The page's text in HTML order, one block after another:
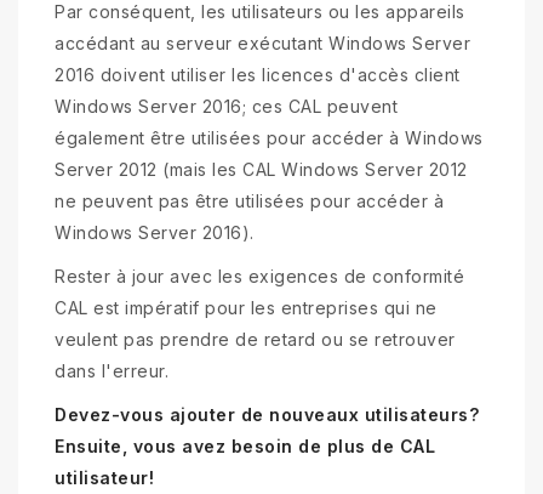
Par conséquent, les utilisateurs ou les appareils
accédant au serveur exécutant Windows Server
2016 doivent utiliser les licences d'accès client
Windows Server 2016; ces CAL peuvent
également être utilisées pour accéder à Windows
Server 2012 (mais les CAL Windows Server 2012
ne peuvent pas être utilisées pour accéder à
Windows Server 2016).
Rester à jour avec les exigences de conformité
CAL est impératif pour les entreprises qui ne
veulent pas prendre de retard ou se retrouver
dans l'erreur.
Devez-vous ajouter de nouveaux utilisateurs?
Ensuite, vous avez besoin de plus de CAL
utilisateur!